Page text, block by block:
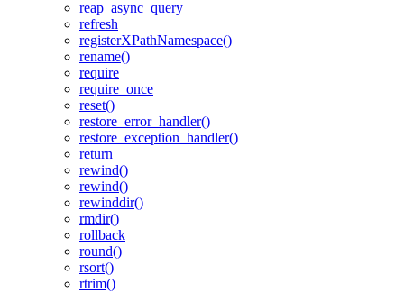
reap_async_query
refresh
registerXPathNamespace()
rename()
require
require_once
reset()
restore_error_handler()
restore_exception_handler()
return
rewind()
rewind()
rewinddir()
rmdir()
rollback
round()
rsort()
rtrim()